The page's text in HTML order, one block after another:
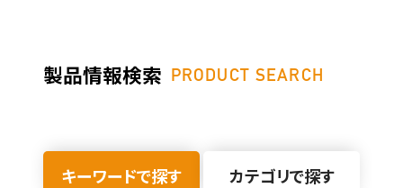
製品情報検索 PRODUCT SEARCH
キーワードで探す カテゴリで探す